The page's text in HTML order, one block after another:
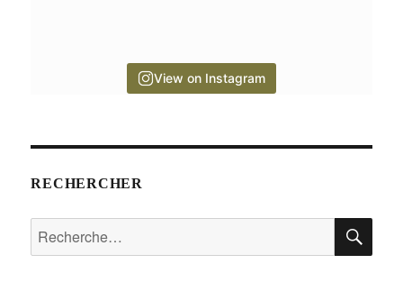
View on Instagram
RECHERCHER
Recherche
pour :